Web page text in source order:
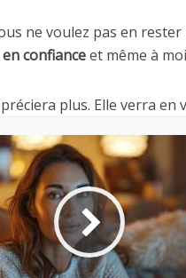
ne voulez pas en rester
confianceet même à
plus. Elle verra en